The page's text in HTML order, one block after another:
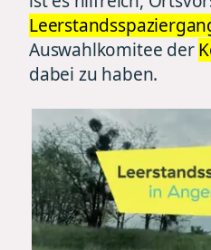
Auswahlkomitee der
dabei zu haben.